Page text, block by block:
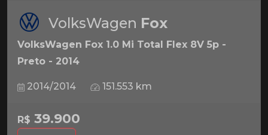
VolksWagen Fox
VolksWagen Fox 1.0 Mi Total Flex 8V 5p -
Preto - 2014
2014/2014 151.553 km
R$ 39.900